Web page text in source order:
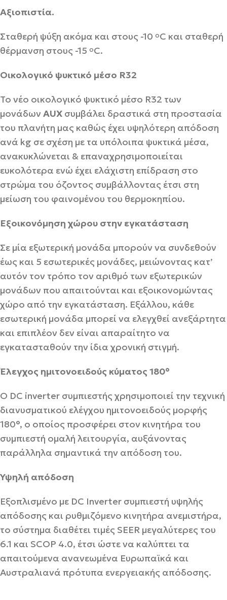
Αξιοπιστία.
Σταθερή ψύξη ακόμα και στους -10 oC και σταθερή
θέρμανση στους -15 oC.
Οικολογικό ψυκτικό μέσο R32
Το νέο οικολογικό ψυκτικό μέσο R32 των
μονάδων AUX συμβάλει δραστικά στη προστασία
του πλανήτη μας καθώς έχει υψηλότερη απόδοση
ανά kg σε σχέση με τα υπόλοιπα ψυκτικά μέσα,
ανακυκλώνεται & επαναχρησιμοποιείται
ευκολότερα ενώ έχει ελάχιστη επίδραση στο
στρώμα του όζοντος συμβάλλοντας έτσι στη
μείωση του φαινομένου του θερμοκηπίου.
Εξοικονόμηση χώρου στην εγκατάσταση
Σε μία εξωτερική μονάδα μπορούν να συνδεθούν
έως και 5 εσωτερικές μονάδες, μειώνοντας κατ’
αυτόν τον τρόπο τον αριθμό των εξωτερικών
μονάδων που απαιτούνται και εξοικονομώντας
χώρο από την εγκατάσταση. Εξάλλου, κάθε
εσωτερική μονάδα μπορεί να ελεγχθεί ανεξάρτητα
και επιπλέον δεν είναι απαραίτητο να
εγκατασταθούν την ίδια χρονική στιγμή.
Έλεγχος ημιτονοειδούς κύματος 180°
Ο DC inverter συμπιεστής χρησιμοποιεί την τεχνική
διανυσματικού ελέγχου ημιτονοειδούς μορφής
180°, ο οποίος προσφέρει στον κινητήρα του
συμπιεστή ομαλή λειτουργία, αυξάνοντας
παράλληλα σημαντικά την απόδοση του.
Υψηλή απόδοση
Εξοπλισμένο με DC Inverter συμπιεστή υψηλής
απόδοσης και ρυθμιζόμενο κινητήρα ανεμιστήρα,
το σύστημα διαθέτει τιμές SEER μεγαλύτερες του
6.1 και SCOP 4.0, έτσι ώστε να καλύπτει τα
απαιτούμενα ανανεωμένα Ευρωπαϊκά και
Αυστραλιανά πρότυπα ενεργειακής απόδοσης.